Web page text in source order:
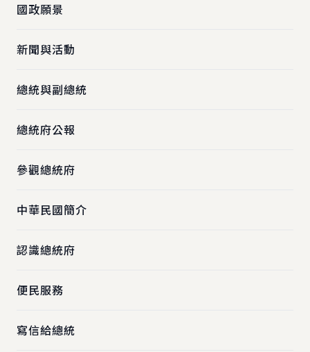
國政願景
新聞與活動
總統與副總統
總統府公報
參觀總統府
中華民國簡介
認識總統府
便民服務
寫信給總統